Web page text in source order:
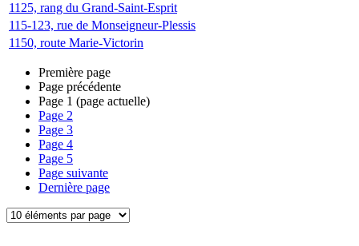
1125, rang du Grand-Saint-Esprit
115-123, rue de Monseigneur-Plessis
1150, route Marie-Victorin
Première page
Page précédente
Page 1 (page actuelle)
Page 2
Page 3
Page 4
Page 5
Page suivante
Dernière page